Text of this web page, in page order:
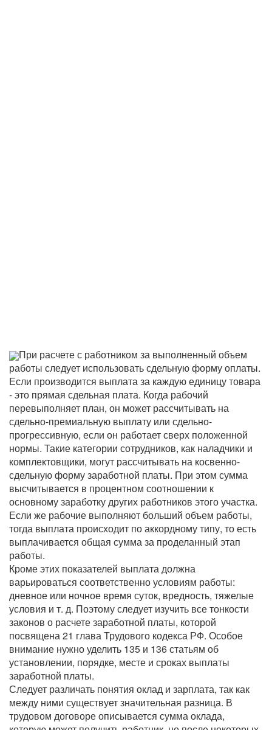
При расчете с работником за выполненный объем
работы следует использовать сдельную форму оплаты.
Если производится выплата за каждую единицу товара
- это прямая сдельная плата. Когда рабочий
перевыполняет план, он может рассчитывать на
сдельно-премиальную выплату или сдельно-
прогрессивную, если он работает сверх положенной
нормы. Такие категории сотрудников, как наладчики и
комплектовщики, могут рассчитывать на косвенно-
сдельную форму заработной платы. При этом сумма
высчитывается в процентном соотношении к
основному заработку других работников этого участка.
Если же рабочие выполняют больший объем работы,
тогда выплата происходит по аккордному типу, то есть
выплачивается общая сумма за проделанный этап
работы.
Кроме этих показателей выплата должна
варьироваться соответственно условиям работы:
дневное или ночное время суток, вредность, тяжелые
условия и т. д. Поэтому следует изучить все тонкости
законов о расчете заработной платы, которой
посвящена 21 глава Трудового кодекса РФ. Особое
внимание нужно уделить 135 и 136 статьям об
установлении, порядке, месте и сроках выплаты
заработной платы.
Следует различать понятия оклад и зарплата, так как
между ними существует значительная разница. В
трудовом договоре описывается сумма оклада,